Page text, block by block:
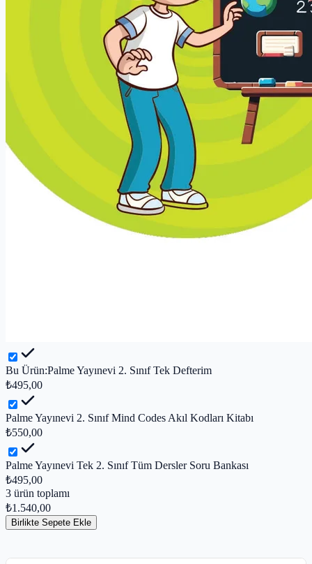
Bu Ürün:Palme Yayınevi 2. Sınıf Tek Defterim
₺495,00
Palme Yayınevi 2. Sınıf Mind Codes Akıl Kodları Kitabı
₺550,00
Palme Yayınevi Tek 2. Sınıf Tüm Dersler Soru Bankası
₺495,00
3 ürün toplamı
₺1.540,00
Birlikte Sepete Ekle